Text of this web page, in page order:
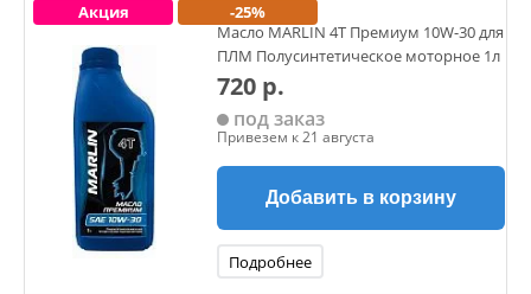
Акция
-25%
Масло MARLIN 4Т Премиум 10W-30 для
ПЛМ Полусинтетическое моторное 1л
720 р.
под заказ
Привезем к 21 августа
Добавить в корзину
Подробнее